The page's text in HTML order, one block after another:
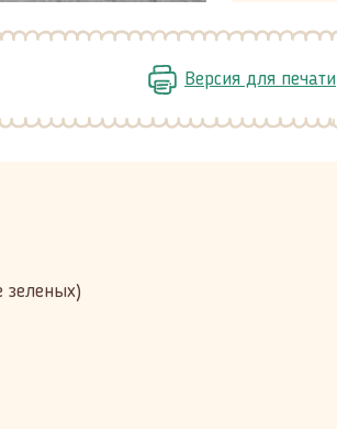
Версия для печати
зеленых)